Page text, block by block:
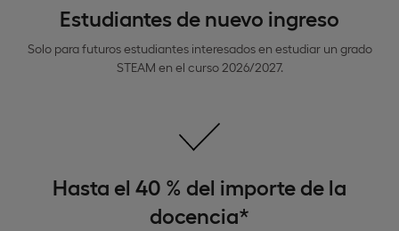
Estudiantes de nuevo ingreso
Solo para futuros estudiantes interesados en estudiar un grado
STEAM en el curso 2026/2027.
Hasta el 40 % del importe de la
docencia*